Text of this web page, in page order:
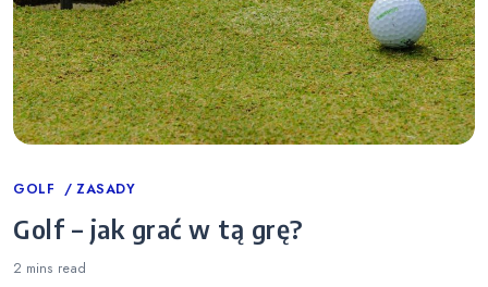
Categories
GOLF ZASADY
Golf – jak grać w tą grę?
2 mins read